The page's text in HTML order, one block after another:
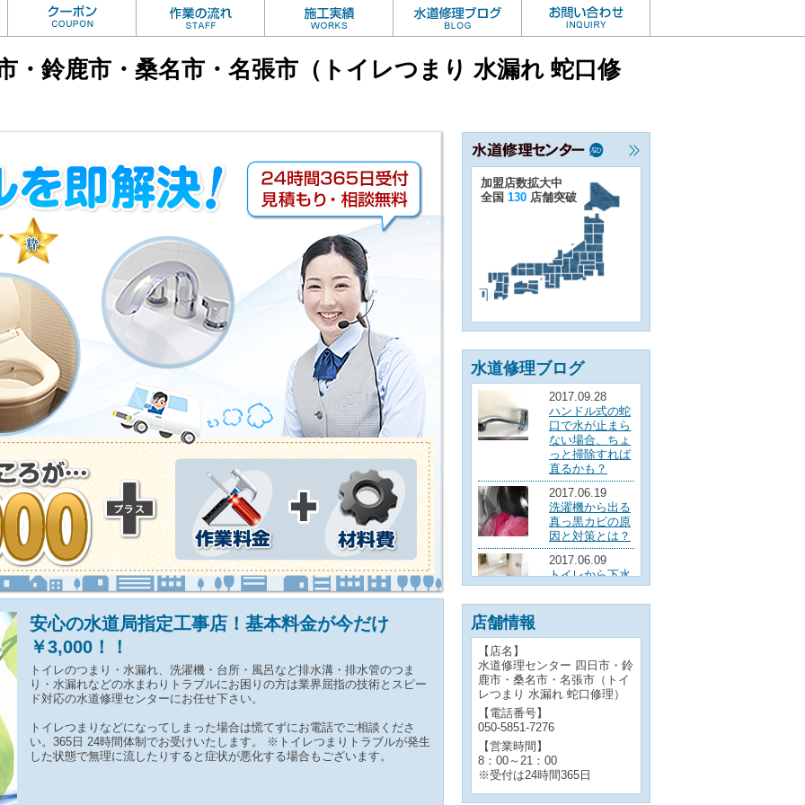
・鈴鹿市・桑名市・名張市（トイレつまり 水漏れ 蛇口修
安心の水道局指定工事店！基本料金が今だけ
￥3,000！！
トイレのつまり・水漏れ、洗濯機・台所・風呂など排水溝・排水管のつま
り・水漏れなどの水まわりトラブルにお困りの方は業界屈指の技術とスピー
ド対応の水道修理センターにお任せ下さい。
トイレつまりなどになってしまった場合は慌てずにお電話でご相談くださ
い。365日 24時間体制でお受けいたします。 ※トイレつまりトラブルが発生
した状態で無理に流したりすると症状が悪化する場合もございます。
加盟店数拡大中
全国 130 店舗突破
水道修理ブログ
2017.09.28
ハンドル式の蛇
口で水が止まら
ない場合、ちょ
っと掃除すれば
直るかも？
2017.06.19
洗濯機から出る
真っ黒カビの原
因と対策とは？
2017.06.09
トイレから下水
の臭いが！原因
と簡単にできる
2017.06.08
法】トイレタン
クからの水漏れ
【オススメ】排
掃除・予防する
方法をご紹介し
ます！
店舗情報
【店名】
水道修理センター 四日市・鈴
鹿市・桑名市・名張市（トイ
レつまり 水漏れ 蛇口修理）
【電話番号】
050-5851-7276
【営業時間】
8：00～21：00
※受付は24時間365日